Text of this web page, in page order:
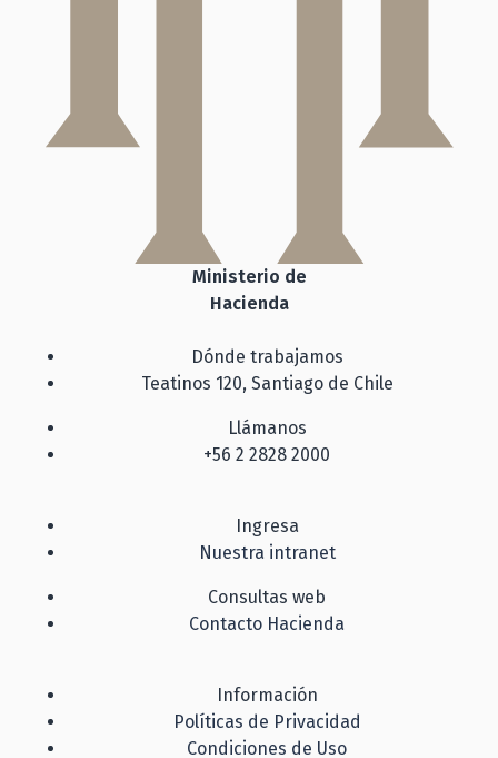
Ministerio de
Hacienda
Dónde trabajamos
Teatinos 120, Santiago de Chile
Llámanos
+56 2 2828 2000
Ingresa
Nuestra intranet
Consultas web
Contacto Hacienda
Información
Políticas de Privacidad
Condiciones de Uso